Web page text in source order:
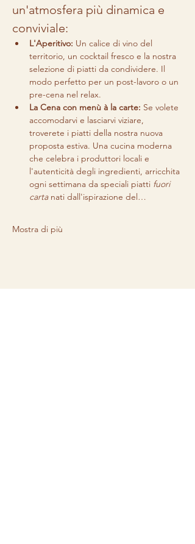
un'atmosfera più dinamica e
conviviale:
L'Aperitivo: Un calice di vino del
territorio, un cocktail fresco e la nostra
selezione di piatti da condividere. Il
modo perfetto per un post-lavoro o un
pre-cena nel relax.
La Cena con menù à la carte: Se volete
accomodarvi e lasciarvi viziare,
troverete i piatti della nostra nuova
proposta estiva. Una cucina moderna
che celebra i produttori locali e
l'autenticità degli ingredienti, arricchita
ogni settimana da speciali piatti fuori
carta nati dall'ispirazione del…
Mostra di più